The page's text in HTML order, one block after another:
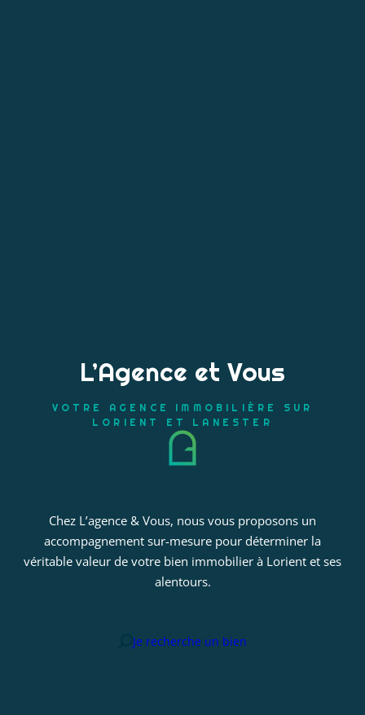
L’Agence et Vous
VOTRE AGENCE IMMOBILIÈRE SUR
LORIENT ET LANESTER
Chez L’agence & Vous, nous vous proposons un
accompagnement sur-mesure pour déterminer la
véritable valeur de votre bien immobilier à Lorient et ses
alentours.
Je recherche un bien